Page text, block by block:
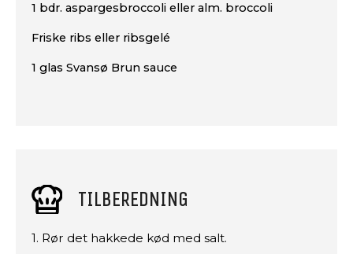
1 bdr. aspargesbroccoli eller alm. broccoli
Friske ribs eller ribsgelé
1 glas Svansø Brun sauce
TILBEREDNING
1. Rør det hakkede kød med salt.